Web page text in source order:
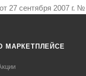
27 сентября 2007 г. №
МАРКЕТПЛЕЙСЕ